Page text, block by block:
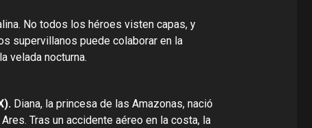
No todos los héroes visten capas, y
supervillanos puede colaborar en la
velada nocturna.
Diana, la princesa de las Amazonas, nació
Tras un accidente aéreo en la costa, la